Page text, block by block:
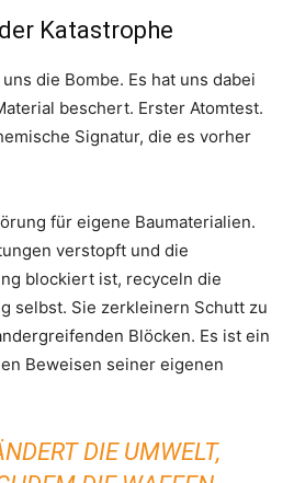
Katastrophe
die Bombe. Es hat uns dabei
beschert. Erster Atomtest.
Signatur, die es vorher
für eigene Baumaterialien.
verstopft und die
blockiert ist, recyceln die
selbst. Sie zerkleinern Schutt zu
Blöcken. Es ist ein
Beweisen seiner eigenen
DIE UMWELT,